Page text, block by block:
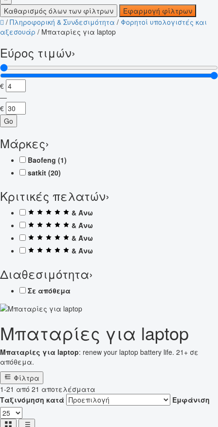
Καθαρισμός όλων των φίλτρων
Εφαρμογή φίλτρων
/ Πληροφορική & Συνδεσιμότητα / Φορητοί υπολογιστές και
αξεσουάρ / Μπαταρίες για laptop
Εύρος τιμών›
€
—
€
Go
Μάρκες›
Baofeng (1)
satkit (20)
Κριτικές πελατών›
& Άνω
& Άνω
& Άνω
& Άνω
Διαθεσιμότητα›
Σε απόθεμα
Μπαταρίες για laptop
Μπαταρίες για laptop: renew your laptop battery life. 21+ σε
απόθεμα.
Φίλτρα
1-21 από 21 αποτελέσματα
Ταξινόμηση κατά
Εμφάνιση